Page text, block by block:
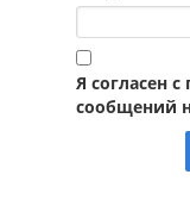
Я согласен
сообщений